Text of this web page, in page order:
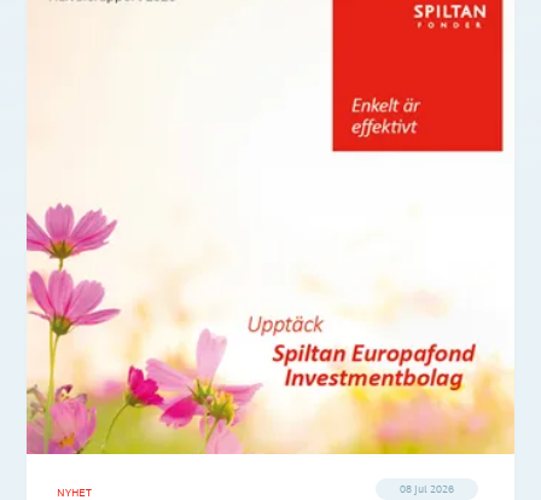
NYHET 08 jul 2026